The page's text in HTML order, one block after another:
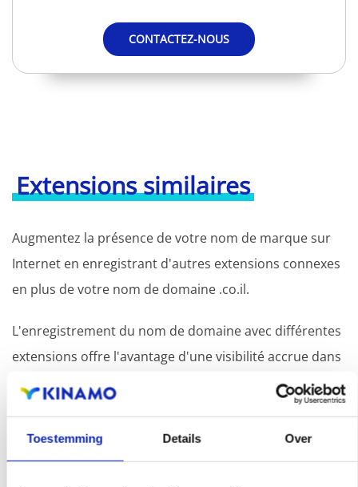
Toestemming Details Over
CONTACTEZ-NOUS
Extensions similaires
Augmentez la présence de votre nom de marque sur
Internet en enregistrant d'autres extensions connexes
en plus de votre nom de domaine .co.il.
L'enregistrement du nom de domaine avec différentes
extensions offre l'avantage d'une visibilité accrue dans
les moteurs de recherche, d'une présence
géographique et d'une meilleure présence dans les
résultats de recherche locaux des moteurs de
recherche.